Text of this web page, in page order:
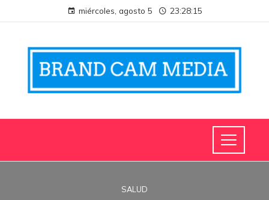
miércoles, agosto 5 23:28:15
SALUD